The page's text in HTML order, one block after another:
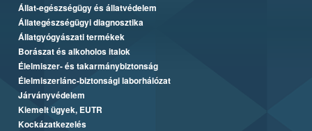
Állat-egészségügy és állatvédelem
Állategészségügyi diagnosztika
Állatgyógyászati termékek
Borászat és alkoholos italok
Élelmiszer- és takarmánybiztonság
Élelmiszerlánc-biztonsági laborhálózat
Járványvédelem
Kiemelt ügyek, EUTR
Kockázatkezelés